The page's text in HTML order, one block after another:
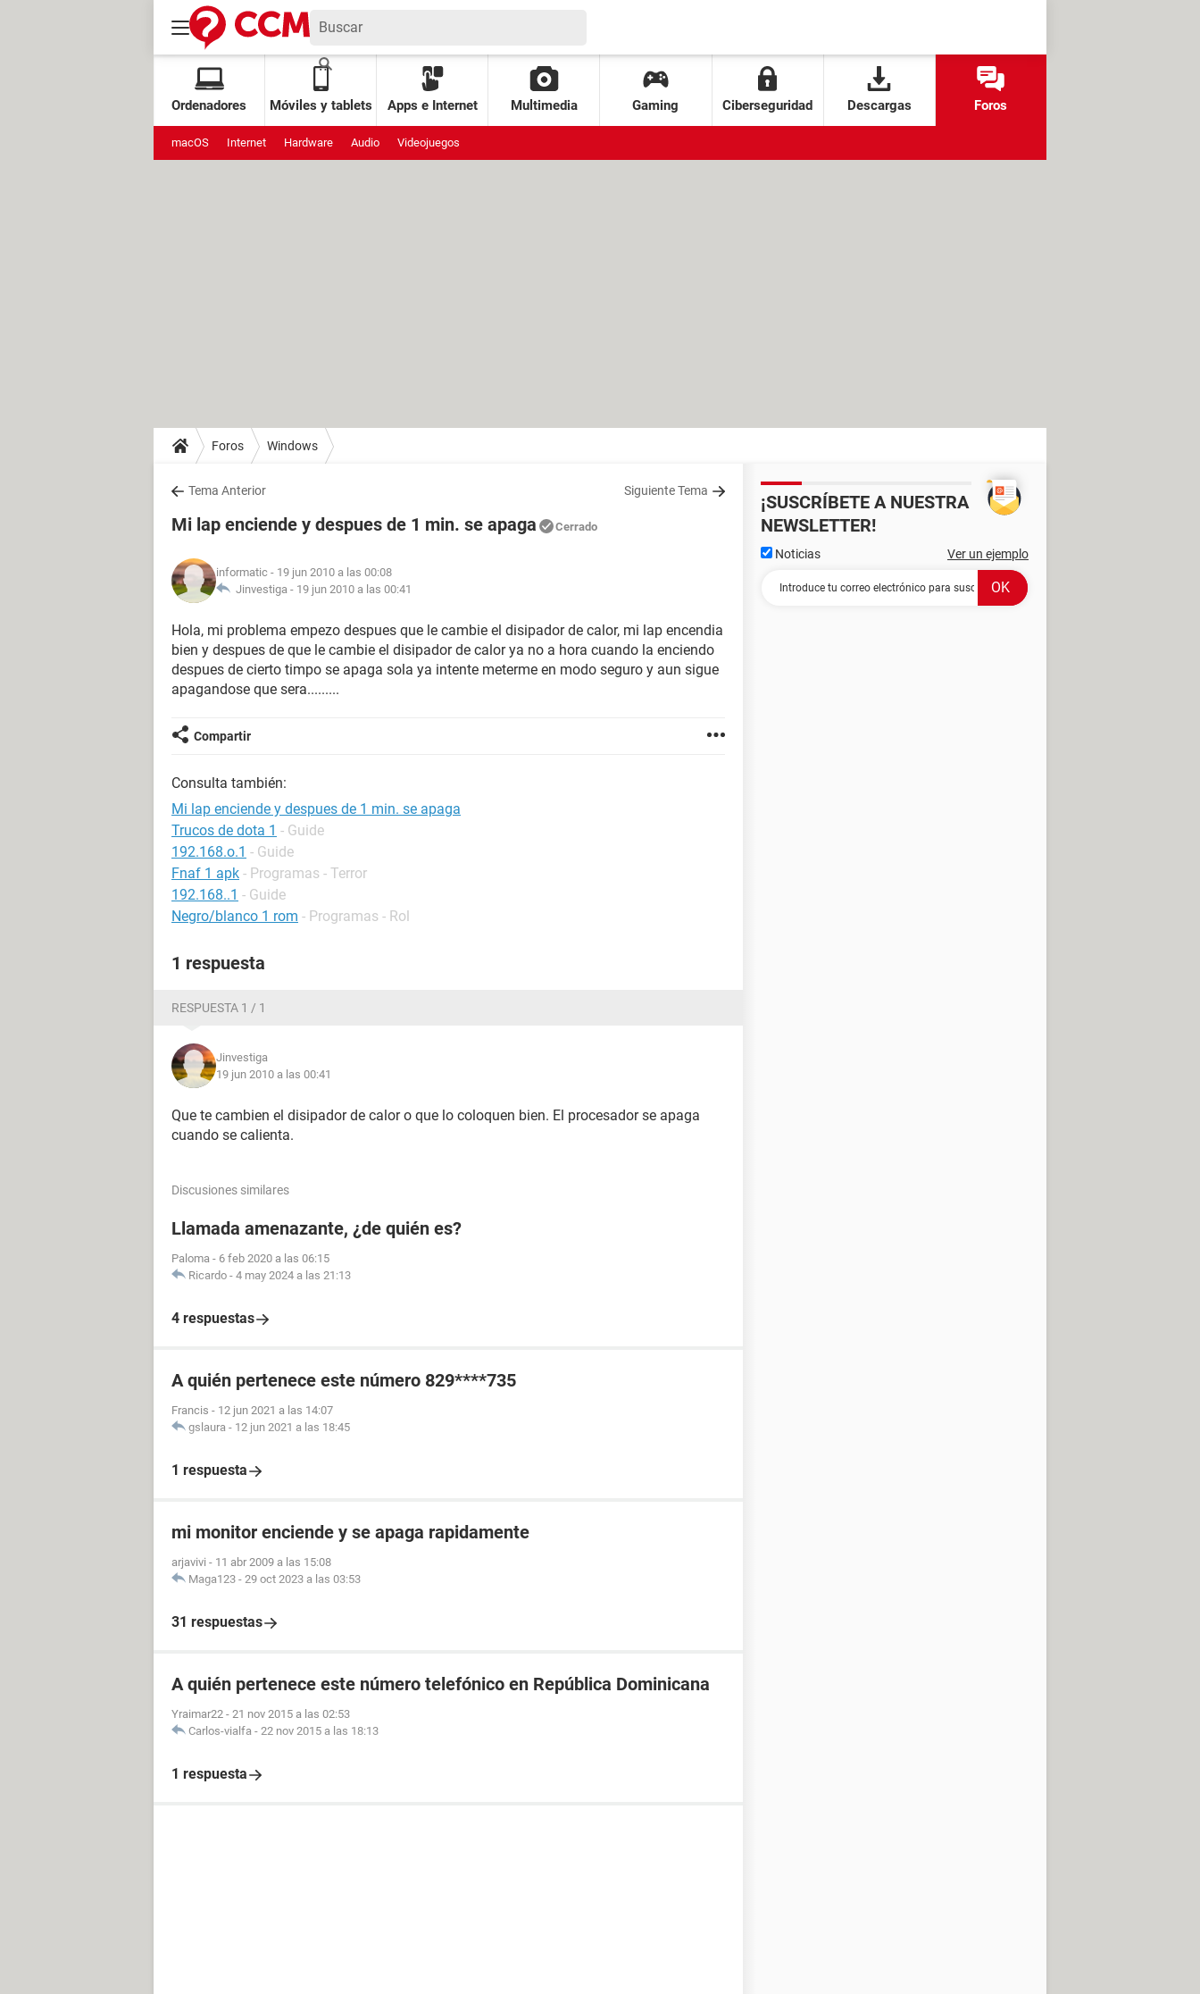
Ordenadores Móviles y tablets Apps e Internet Multimedia Gaming Ciberseguridad Descargas Foros
macOS Internet Hardware Audio Videojuegos
Foros Windows
Tema Anterior Siguiente Tema
Mi lap enciende y despues de 1 min. se apaga Cerrado
informatic - 19 jun 2010 a las 00:08
Jinvestiga - 19 jun 2010 a las 00:41
Hola, mi problema empezo despues que le cambie el disipador de calor, mi lap encendia
bien y despues de que le cambie el disipador de calor ya no a hora cuando la enciendo
despues de cierto timpo se apaga sola ya intente meterme en modo seguro y aun sigue
apagandose que sera.........
Compartir
Consulta también:
Mi lap enciende y despues de 1 min. se apaga
Trucos de dota 1 - Guide
192.168.o.1 - Guide
Fnaf 1 apk - Programas - Terror
192.168..1 - Guide
Negro/blanco 1 rom - Programas - Rol
1 respuesta
RESPUESTA 1 / 1
Jinvestiga
19 jun 2010 a las 00:41
Que te cambien el disipador de calor o que lo coloquen bien. El procesador se apaga
cuando se calienta.
Discusiones similares
Llamada amenazante, ¿de quién es?
Paloma - 6 feb 2020 a las 06:15
Ricardo - 4 may 2024 a las 21:13
4 respuestas
A quién pertenece este número 829****735
Francis - 12 jun 2021 a las 14:07
gslaura - 12 jun 2021 a las 18:45
1 respuesta
mi monitor enciende y se apaga rapidamente
arjavivi - 11 abr 2009 a las 15:08
Maga123 - 29 oct 2023 a las 03:53
31 respuestas
A quién pertenece este número telefónico en República Dominicana
Yraimar22 - 21 nov 2015 a las 02:53
Carlos-vialfa - 22 nov 2015 a las 18:13
1 respuesta
¡SUSCRÍBETE A NUESTRA
NEWSLETTER!
Noticias Ver un ejemplo